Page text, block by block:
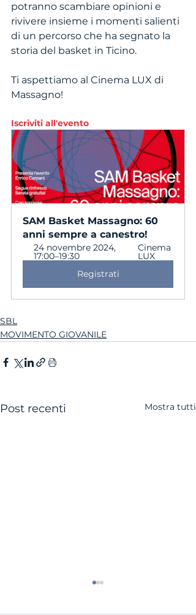
potranno scambiare opinioni e
rivivere insieme i momenti salienti
di un percorso che ha segnato la
storia del basket in Ticino.
Ti aspettiamo al Cinema LUX di
Massagno!
Iscriviti all'evento
SAM Basket Massagno: 60
anni sempre a canestro!
24 novembre 2024,
17:00–19:30
Cinema
LUX
Registrati
SBL
MOVIMENTO GIOVANILE
Post recenti Mostra tutti